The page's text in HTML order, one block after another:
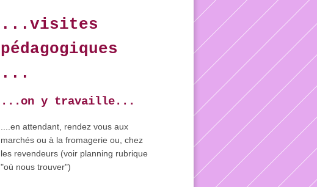
...visites
pédagogiques
...
...on y travaille...
....en attendant, rendez vous aux
marchés ou à la fromagerie ou, chez
les revendeurs (voir planning rubrique
"où nous trouver")